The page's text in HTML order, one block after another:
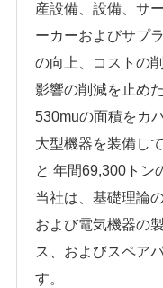
産設備、設備、サ
ーカーおよびサプ
の向上、コストの
影響の削減を止め
530muの面積をカ
大型機器を装備し
と 年間69,300トン
当社は、基礎理論
および電気機器の
ス、およびスペア
す。